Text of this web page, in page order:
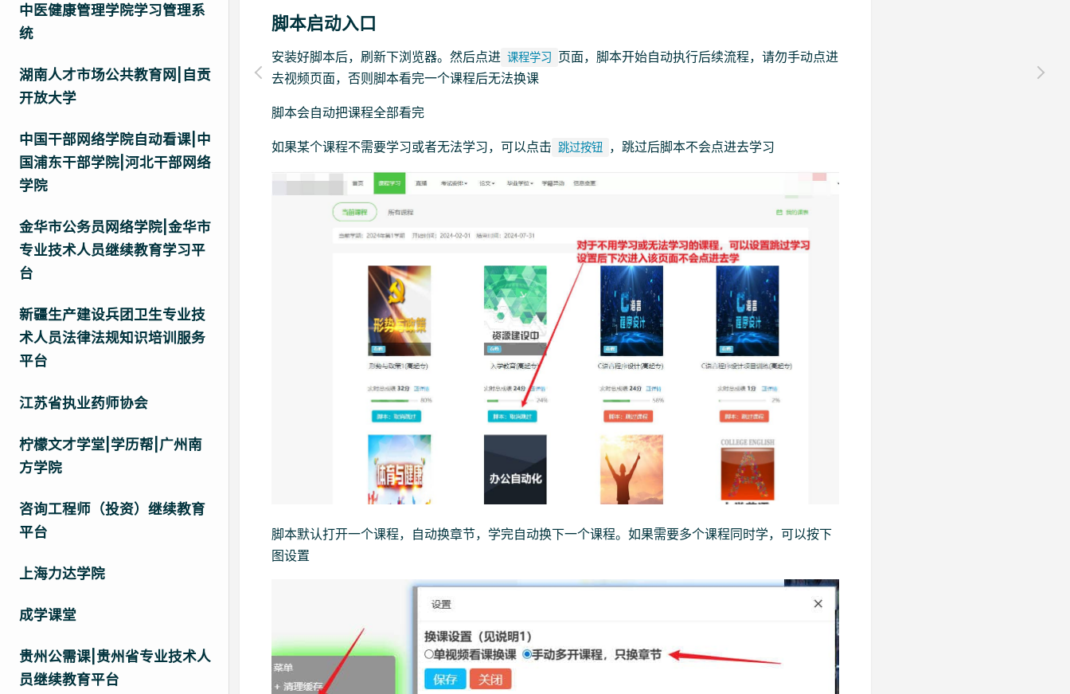
中医健康管理学院学习管理系
统
湖南人才市场公共教育网|自贡
开放大学
中国干部网络学院自动看课|中
国浦东干部学院|河北干部网络
学院
金华市公务员网络学院|金华市
专业技术人员继续教育学习平
台
新疆生产建设兵团卫生专业技
术人员法律法规知识培训服务
平台
江苏省执业药师协会
柠檬文才学堂|学历帮|广州南
方学院
咨询工程师（投资）继续教育
平台
上海力达学院
成学课堂
贵州公需课|贵州省专业技术人
员继续教育平台
脚本启动入口
安装好脚本后，刷新下浏览器。然后点进 课程学习
页面，脚本开始自动执行后续流程，请勿手动点进
去视频页面，否则脚本看完一个课程后无法换课
脚本会自动把课程全部看完
如果某个课程不需要学习或者无法学习，可以点击 跳过按钮 ，跳过后脚本不会点进去学习
脚本默认打开一个课程，自动换章节，学完自动换下一个课程。如果需要多个课程同时学，可以按下
图设置